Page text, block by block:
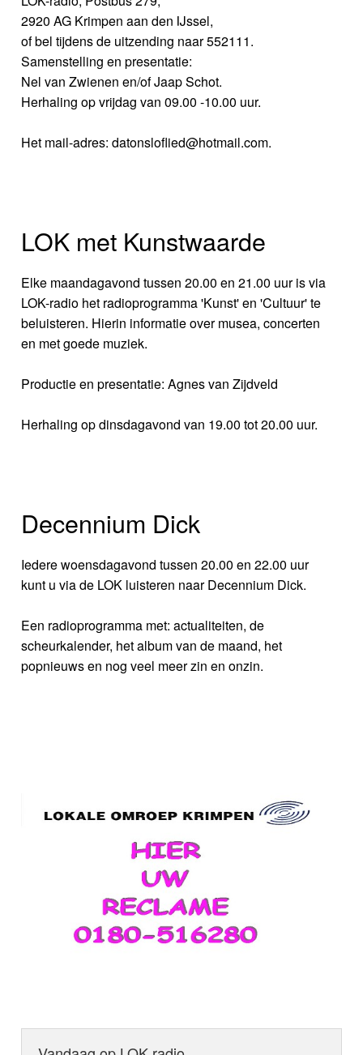
2920 AG Krimpen aan den IJssel,
of bel tijdens de uitzending naar 552111.
Samenstelling en presentatie:
Nel van Zwienen en/of Jaap Schot.
Herhaling op vrijdag van 09.00 -10.00 uur.
Het mail-adres: datonsloflied@hotmail.com.
LOK met Kunstwaarde
Elke maandagavond tussen 20.00 en 21.00 uur is via
LOK-radio het radioprogramma 'Kunst' en 'Cultuur' te
beluisteren. Hierin informatie over musea, concerten
en met goede muziek.
Productie en presentatie: Agnes van Zijdveld
Herhaling op dinsdagavond van 19.00 tot 20.00 uur.
Decennium Dick
Iedere woensdagavond tussen 20.00 en 22.00 uur
kunt u via de LOK luisteren naar Decennium Dick.
Een radioprogramma met: actualiteiten, de
scheurkalender, het album van de maand, het
popnieuws en nog veel meer zin en onzin.